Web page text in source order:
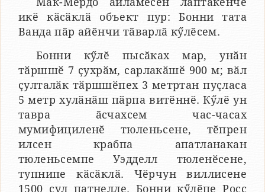
икӗ кӑсӑклӑ объект пур: Бонни тата
Ванда пӑр айӗнчи тӑварлӑ кӳлӗсем.
Бонни кӳлӗ пысӑках мар, унӑн
тӑршшӗ 7 ҫухрӑм, сарлакӑшӗ 900 м; вӑл
ҫулталӑк тӑршшӗпех 3 метртан пуҫласа
5 метр хулӑнӑш пӑрпа витӗннӗ. Кӳлӗ ун
тавра ӑсчахсем час-часах
мумифициленӗ тюленьсене, тӗпрен
илсен крабпа апатланакан
тюленьсемпе Уэдделл тюленӗсене,
тупнипе кӑсӑклӑ. Чӗрчун виллисене
1500 ҫул патнелле. Бонни кӳлӗпе Росс